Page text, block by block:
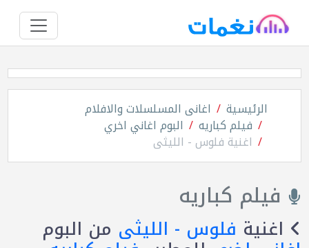
الرئيسية اغانى المسلسلات والافلام
فيلم كباريه البوم اغاني اخري
اغنية فلوس - الليثى
فيلم كباريه
اغنية فلوس - الليثى من البوم